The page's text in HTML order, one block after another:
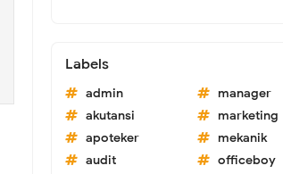
Labels
admin
akutansi
apoteker
audit
manager
marketing
mekanik
officeboy